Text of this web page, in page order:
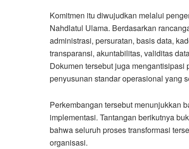
Komitmen itu diwujudkan melalui
Nahdlatul Ulama. Berdasarkan
administrasi, persuratan, basis data,
transparansi, akuntabilitas, validitas
Dokumen tersebut juga
penyusunan standar operasional yang
Perkembangan tersebut menunjukkan
implementasi. Tantangan berikutnya
bahwa seluruh proses transformasi
organisasi.